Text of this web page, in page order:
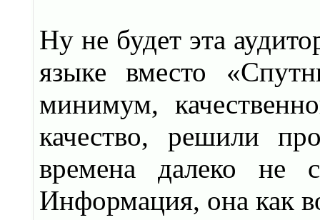
Ну не будет эта
языке вместо
минимум,
качество, решили
времена далеко
Информация, она как